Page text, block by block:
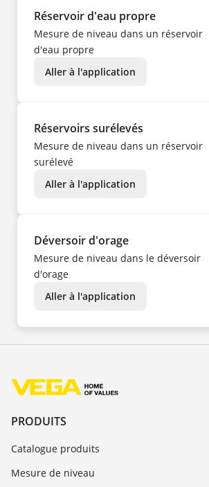
Réservoir d'eau propre
Mesure de niveau dans un réservoir
d'eau propre
Aller à l'application
Réservoirs surélevés
Mesure de niveau dans un réservoir
surélevé
Aller à l'application
Déversoir d'orage
Mesure de niveau dans le déversoir
d'orage
Aller à l'application
PRODUITS
Catalogue produits
Mesure de niveau